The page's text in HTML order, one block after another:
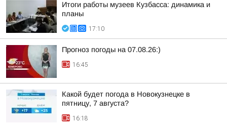
Итоги работы музеев Кузбасса: динамика и
планы
17:10
Прогноз погоды на 07.08.26:)
16:45
Какой будет погода в Новокузнецке в
пятницу, 7 августа?
16:18